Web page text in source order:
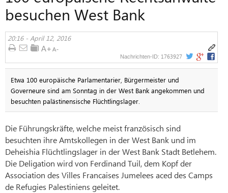
besuchen West Bank
20:16 - April 12, 2016
Nachrichten-ID: 1763927
Etwa 100 europäische Parlamentarier, Bürgermeister und
Governeure sind am Sonntag in der West Bank angekommen und
besuchten palästinensische Flüchtlingslager.
Die Führungskräfte, welche meist französisch sind
besuchten ihre Amtskollegen in der West Bank und im
Deheishia Flüchtlingslager in der West Bank Stadt Betlehem.
Die Deligation wird von Ferdinand Tuil, dem Kopf der
Association des Villes Francaises Jumelees aced des Camps
de Refugies Palestiniens geleitet.